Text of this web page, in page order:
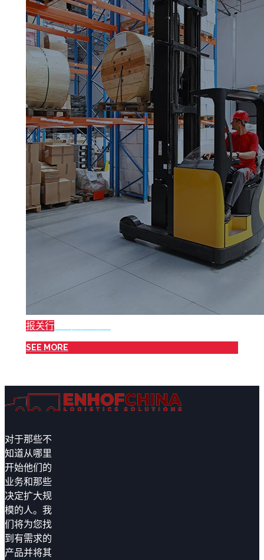
报关行
SEE MORE
对于那些不
知道从哪里
开始他们的
业务和那些
决定扩大规
模的人。我
们将为您找
到有需求的
产品并将其